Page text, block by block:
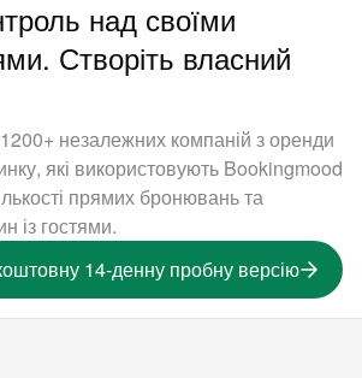
над своїми
Створіть власний
незалежних компаній з оренди
які використовують Bookingmood
прямих бронювань та
із гостями.
14-денну пробну версію